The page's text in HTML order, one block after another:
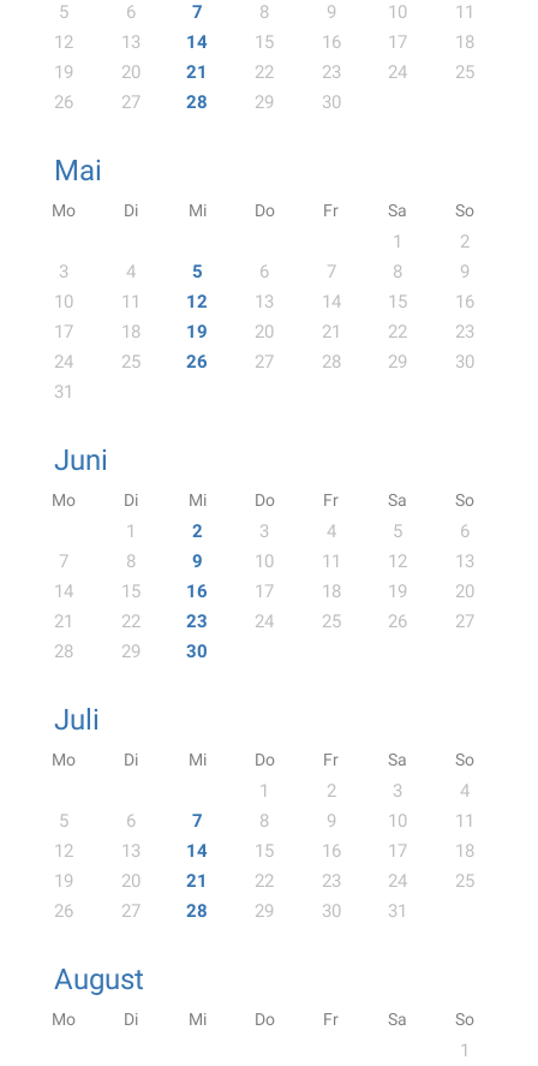
5
6 7 8 9 10
11
12
13 14 15 16 17
18
19
20 21 22 23 24
25
26
27 28 29 30
Mai
Mo Di Mi Do Fr Sa So
1
2
3
4 5 6 7 8
9
10
11 12 13 14 15
16
17
18 19 20 21 22
23
24
25 26 27 28 29
30
31
Juni
Mo Di Mi Do Fr Sa So
1 2 3 4 5
6
7
8 9 10 11 12
13
14
15 16 17 18 19
20
21
22 23 24 25 26
27
28
29 30
Juli
Mo Di Mi Do Fr Sa So
1 2 3
4
5
6 7 8 9 10
11
12
13 14 15 16 17
18
19
20 21 22 23 24
25
26
27 28 29 30 31
August
Mo Di Mi Do Fr Sa So
1